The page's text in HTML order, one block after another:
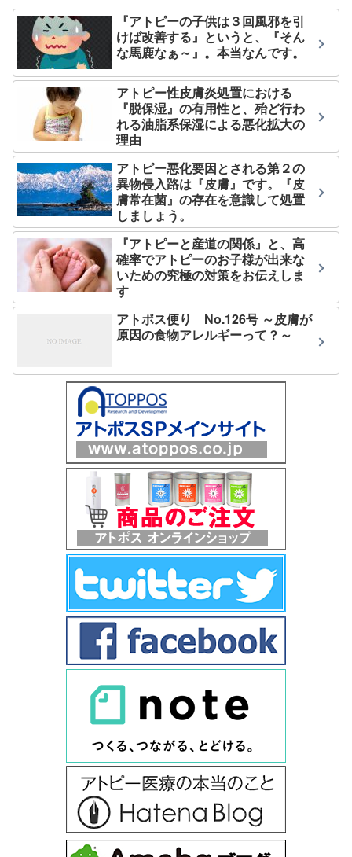
『アトピーの子供は３回風邪を引
けば改善する』というと、『そん
な馬鹿なぁ～』。本当なんです。
アトピー性皮膚炎処置における
『脱保湿』の有用性と、殆ど行わ
れる油脂系保湿による悪化拡大の
理由
アトピー悪化要因とされる第２の
異物侵入路は『皮膚』です。『皮
膚常在菌』の存在を意識して処置
しましょう。
『アトピーと産道の関係』と、高
確率でアトピーのお子様が出来な
いための究極の対策をお伝えしま
す
アトポス便り No.126号 ～皮膚が
原因の食物アレルギーって？～